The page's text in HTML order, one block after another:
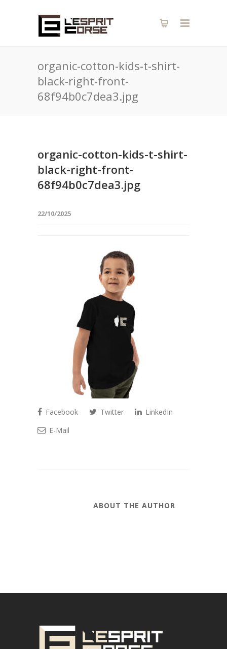
organic-cotton-kids-t-shirt-
black-right-front-
68f94b0c7dea3.jpg
organic-cotton-kids-t-shirt-
black-right-front-
68f94b0c7dea3.jpg
22/10/2025
Facebook Twitter
LinkedIn
E-Mail
ABOUT THE AUTHOR